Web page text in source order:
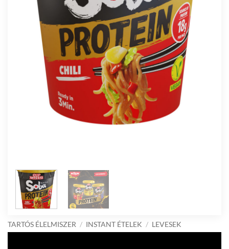
TARTÓS ÉLELMISZER / INSTANT ÉTELEK / LEVESEK